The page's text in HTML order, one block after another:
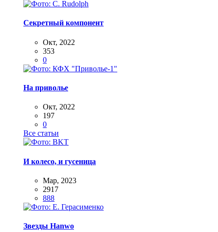
Секретный компонент
Окт, 2022
353
0
На приволье
Окт, 2022
197
0
Все статьи
И колесо, и гусеница
Мар, 2023
2917
888
Звезды Hanwo